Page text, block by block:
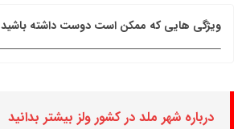
ویژگی هایی که ممکن است دوست داشته باشید
درباره شهر ملد در کشور ولز بیشتر بدانید